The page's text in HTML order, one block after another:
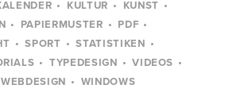
KULTUR
KUNST
PAPIERMUSTER
PDF
SPORT
STATISTIKEN
TYPEDESIGN
VIDEOS
WEBDESIGN WINDOWS